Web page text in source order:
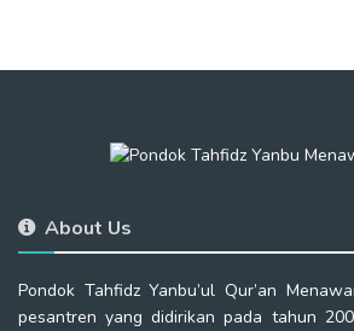
About Us
Pondok Tahfidz Yanbu’ul Qur’an
pesantren yang didirikan pada tahun